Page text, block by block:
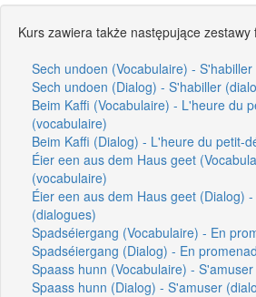
Kurs zawiera także następujące zestawy
Sech undoen (Vocabulaire) -
Sech undoen (Dialog) - S'habiller
Beim Kaffi (Vocabulaire) - L'heure du
(vocabulaire)
Beim Kaffi (Dialog) - L'heure du petit-
Éier een aus dem Haus geet
(vocabulaire)
Éier een aus dem Haus geet (Dialog)
(dialogues)
Spadséiergang (Vocabulaire) - En
Spadséiergang (Dialog) - En
Spaass hunn (Vocabulaire) -
Spaass hunn (Dialog) - S'amuser